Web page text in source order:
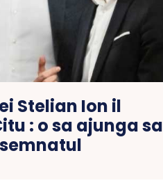
Stelian Ion il
: o sa ajunga sa